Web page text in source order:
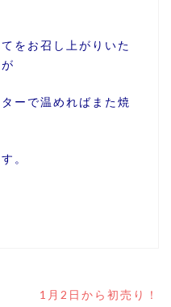
をお召し上がりいた
ーで温めればまた焼
。
1月2日から初売り！